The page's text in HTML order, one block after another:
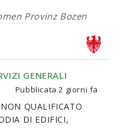
Provinz Bozen
GENERALI
Pubblicata2 giorni fa
QUALIFICATO
DI EDIFICI,